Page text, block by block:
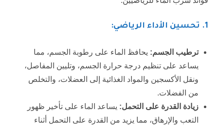
1. تحسين الأداء الرياضي:
ترطيب الجسم: يحافظ الماء على رطوبة الجسم، مما
يساعد على تنظيم درجة حرارة الجسم، وتليين المفاصل،
ونقل الأكسجين والمواد الغذائية إلى العضلات، والتخلص
من الفضلات.
زيادة القدرة على التحمل: يساعد الماء على تأخير ظهور
التعب والإرهاق، مما يزيد من القدرة على التحمل أثناء